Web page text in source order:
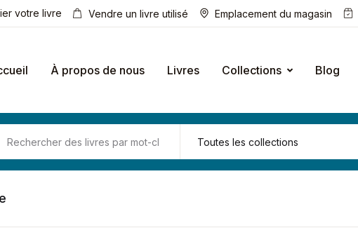
votre livre Vendre un livre utilisé Emplacement du magasin
À propos de nous Livres Collections Blog